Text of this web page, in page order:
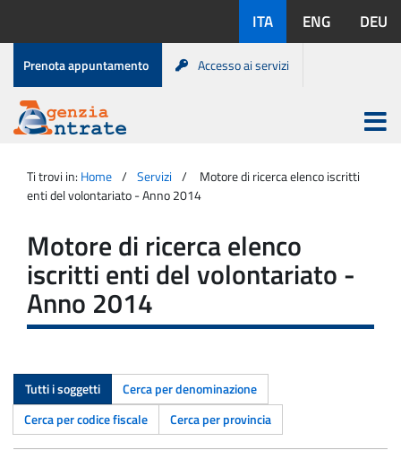
contenuto
disponibili:
ITA ENG DEU
Menu
di
servizio
Prenota appuntamento Accesso ai servizi
Agenzia
Entrate
Apri
menu
principale
Ti trovi in: Home Servizi
Motore di ricerca elenco iscritti
enti del volontariato - Anno 2014
Motore di ricerca elenco
iscritti enti del volontariato -
Anno 2014
Tutti i soggetti
Cerca per denominazione
Cerca per codice fiscale
Cerca per provincia